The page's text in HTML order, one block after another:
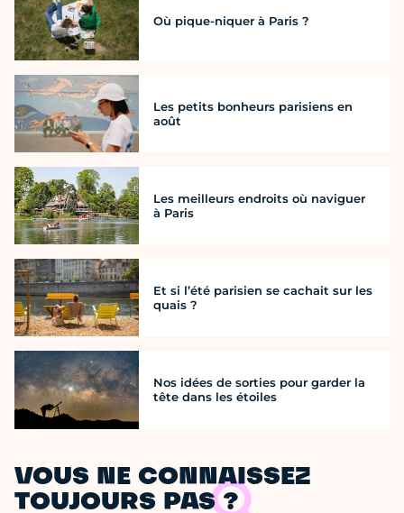
Où pique-niquer à Paris ?
Les petits bonheurs parisiens en
août
Les meilleurs endroits où naviguer
à Paris
Et si l’été parisien se cachait sur les
quais ?
Nos idées de sorties pour garder la
tête dans les étoiles
VOUS NE CONNAISSEZ
TOUJOURS PAS ?